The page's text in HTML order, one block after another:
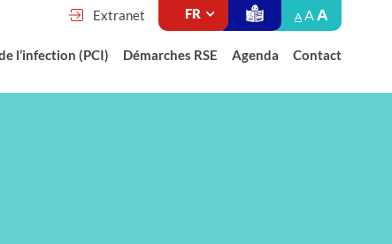
Extranet A AA
l’infection (PCI) Démarches RSE Agenda Contact